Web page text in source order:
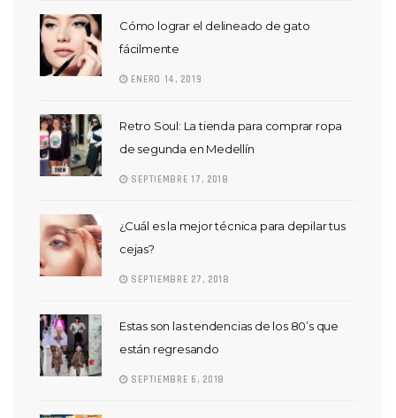
Cómo lograr el delineado de gato
fácilmente
ENERO 14, 2019
Retro Soul: La tienda para comprar ropa
de segunda en Medellín
SEPTIEMBRE 17, 2018
¿Cuál es la mejor técnica para depilar tus
cejas?
SEPTIEMBRE 27, 2018
Estas son las tendencias de los 80’s que
están regresando
SEPTIEMBRE 6, 2018